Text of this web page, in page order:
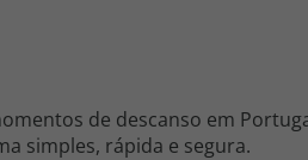
de descanso em
simples, rápida e segura.